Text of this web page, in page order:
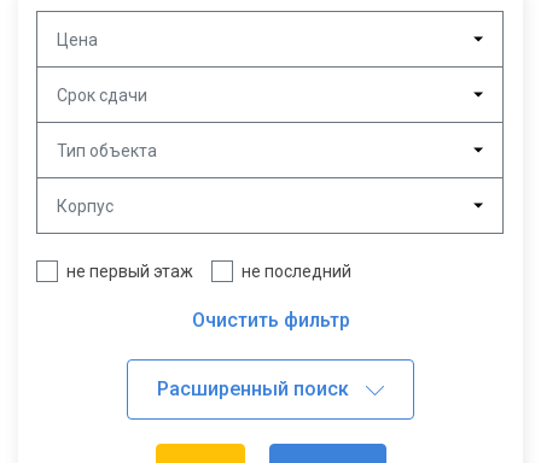
Цена
Срок сдачи
Тип объекта
Корпус
не первый этаж не последний
Очистить фильтр